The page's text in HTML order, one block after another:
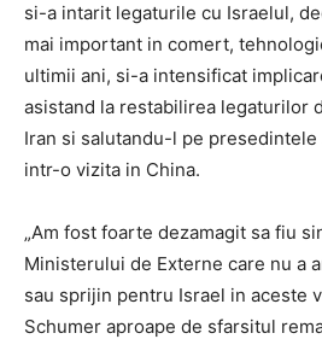
si-a intarit legaturile cu Israelul,
mai important in comert,
ultimii ani, si-a intensificat
asistand la restabilirea legaturilor
Iran si salutandu-l pe presedintele
intr-o vizita in China.
„Am fost foarte dezamagit sa fiu
Ministerului de Externe care nu a
sau sprijin pentru Israel in aceste
Schumer aproape de sfarsitul